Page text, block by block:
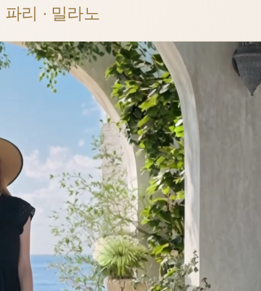
파리 · 밀라노